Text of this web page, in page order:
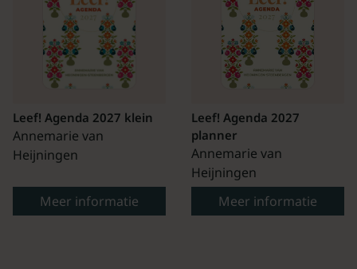
Leef! Agenda 2027 klein
Annemarie van
Heijningen
Meer informatie
Leef! Agenda 2027
planner
Annemarie van
Heijningen
Meer informatie